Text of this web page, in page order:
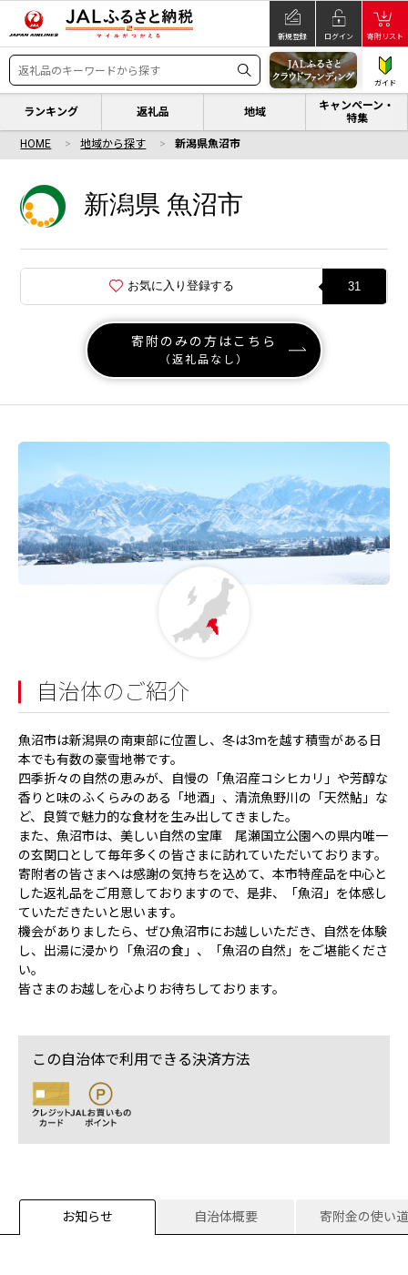
新規登録 ログイン 寄附リスト
ガイド
ランキング 返礼品 地域
キャンペーン・
特集
HOME 地域から探す 新潟県魚沼市
新潟県 魚沼市
お気に入り登録する 31
寄附のみの方はこちら
（返礼品なし）
自治体のご紹介
魚沼市は新潟県の南東部に位置し、冬は3mを越す積雪がある日
本でも有数の豪雪地帯です。
四季折々の自然の恵みが、自慢の「魚沼産コシヒカリ」や芳醇な
香りと味のふくらみのある「地酒」、清流魚野川の「天然鮎」な
ど、良質で魅力的な食材を生み出してきました。
また、魚沼市は、美しい自然の宝庫 尾瀬国立公園への県内唯一
の玄関口として毎年多くの皆さまに訪れていただいております。
寄附者の皆さまへは感謝の気持ちを込めて、本市特産品を中心と
した返礼品をご用意しておりますので、是非、「魚沼」を体感し
ていただきたいと思います。
機会がありましたら、ぜひ魚沼市にお越しいただき、自然を体験
し、出湯に浸かり「魚沼の食」、「魚沼の自然」をご堪能くださ
い。
皆さまのお越しを心よりお待ちしております。
この自治体で利用できる決済方法
お知らせ 自治体概要 寄附金の使い道